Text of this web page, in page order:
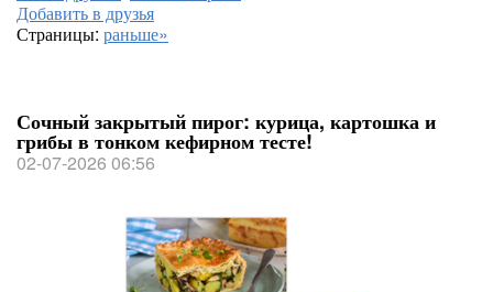
Добавить в друзья
Страницы: раньше»
Сочный закрытый пирог: курица, картошка и
грибы в тонком кефирном тесте!
02-07-2026 06:56